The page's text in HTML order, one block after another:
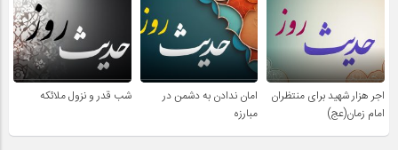
اجر هزار شهید برای منتظران
امام زمان(عج)
امان ندادن به دشمن در
مبارزه
شب قدر و نزول ملائکه